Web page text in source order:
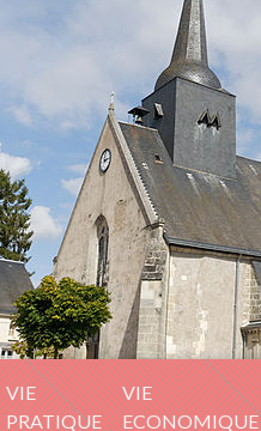
VIE
PRATIQUE
VIE
ECONOMIQUE